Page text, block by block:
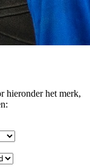
hieronder het merk,